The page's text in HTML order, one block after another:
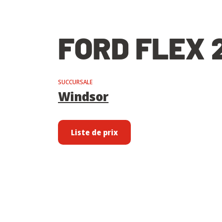
FORD FLEX
SUCCURSALE
Windsor
Liste de prix